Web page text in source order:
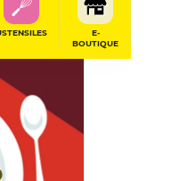
E-
BOUTIQUE